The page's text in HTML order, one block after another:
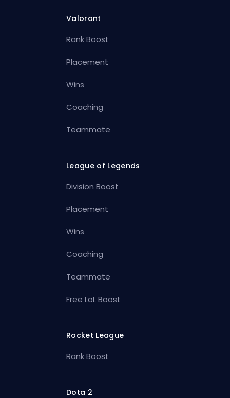
Valorant
Rank Boost
Placement
Wins
Coaching
Teammate
League of Legends
Division Boost
Placement
Wins
Coaching
Teammate
Free LoL Boost
Rocket League
Rank Boost
Dota 2